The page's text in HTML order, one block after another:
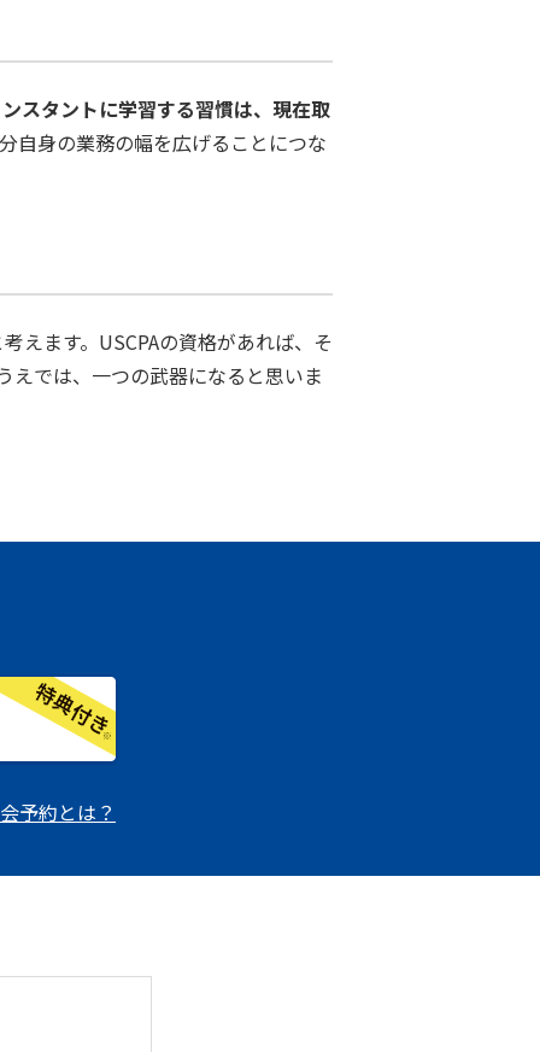
スタントに学習する習慣は、現在取
自身の業務の幅を広げることにつな
えます。USCPAの資格があれば、そ
えでは、一つの武器になると思いま
予約とは？